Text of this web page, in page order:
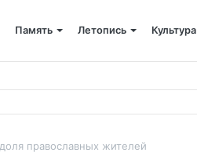
Память Летопись Культура
православных жителей